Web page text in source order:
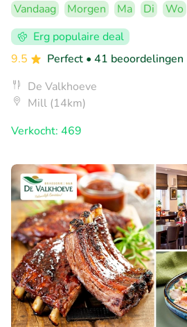
Vandaag Morgen Ma Di Wo
Erg populaire deal
9.5
Perfect • 41 beoordelingen
De Valkhoeve
Mill (14km)
Verkocht: 469